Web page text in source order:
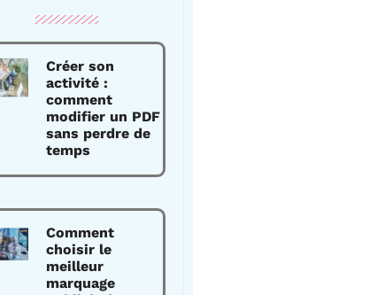
Créer son
activité :
comment
modifier un PDF
sans perdre de
temps
Comment
choisir le
meilleur
marquage